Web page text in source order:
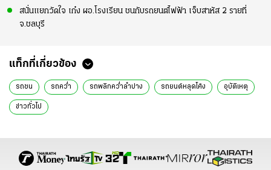
สนั่นแยกวัดใจ เก๋ง ผอ.โรงเรียน ชนกับรถยนต์ไฟฟ้า เจ็บสาหัส 2 รายที่
จ.ชลบุรี
แท็กที่เกี่ยวข้อง
รถชน รถคว่ำ รถพลิกคว่ำลำปาง รถยนต์หลุดโค้ง อุบัติเหตุ
ข่าวทั่วไป